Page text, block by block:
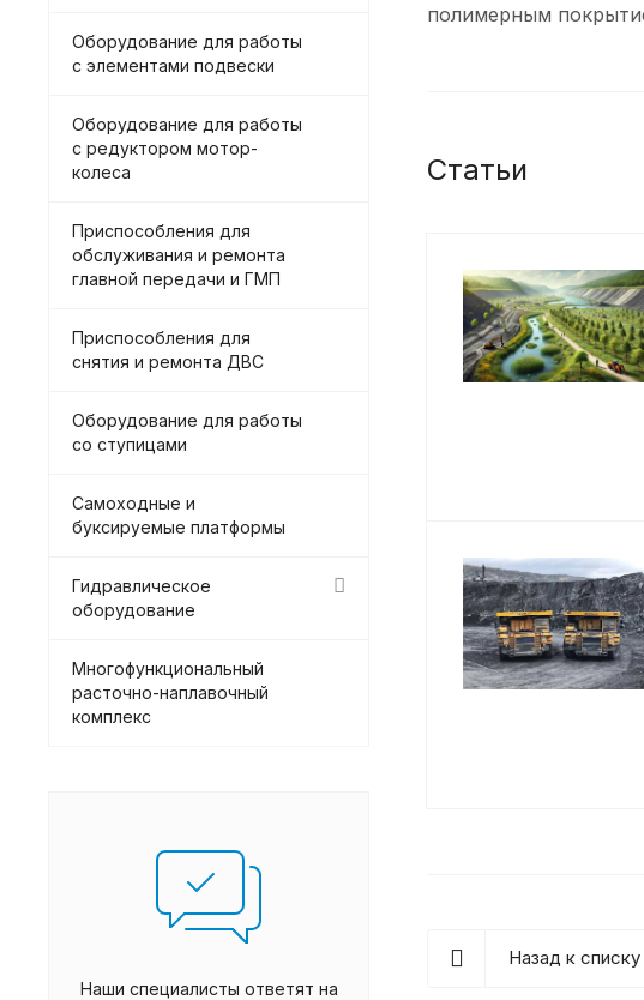
полимерным
Статьи
Назад к списку
Оборудование для работы
с элементами подвески
Оборудование для работы
с редуктором мотор-
колеса
Приспособления для
обслуживания и ремонта
главной передачи и ГМП
Приспособления для
снятия и ремонта ДВС
Оборудование для работы
со ступицами
Самоходные и
буксируемые платформы
Гидравлическое
оборудование
Многофункциональный
расточно-наплавочный
комплекс
Наши специалисты ответят на